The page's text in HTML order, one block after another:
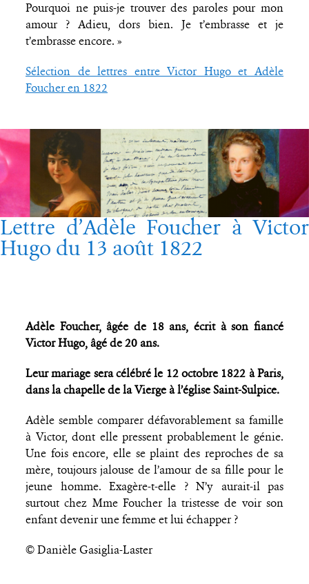
Pourquoi ne puis-je trouver des paroles pour mon
amour ? Adieu, dors bien. Je t’embrasse et je
t’embrasse encore. »
Sélection de lettres entre Victor Hugo et Adèle
Foucher en 1822
Lettre d’Adèle Foucher à Victor
Hugo du 13 août 1822
Adèle Foucher, âgée de 18 ans, écrit à son fiancé
Victor Hugo, âgé de 20 ans.
Leur mariage sera célébré le 12 octobre 1822 à Paris,
dans la chapelle de la Vierge à l’église Saint-Sulpice.
Adèle semble comparer défavorablement sa famille
à Victor, dont elle pressent probablement le génie.
Une fois encore, elle se plaint des reproches de sa
mère, toujours jalouse de l’amour de sa fille pour le
jeune homme. Exagère-t-elle ? N’y aurait-il pas
surtout chez Mme Foucher la tristesse de voir son
enfant devenir une femme et lui échapper ?
© Danièle Gasiglia-Laster